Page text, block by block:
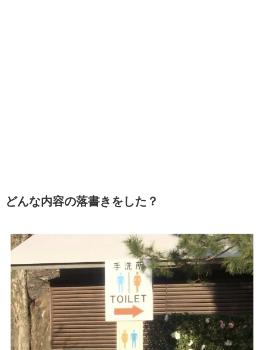
どんな内容の落書きをした？